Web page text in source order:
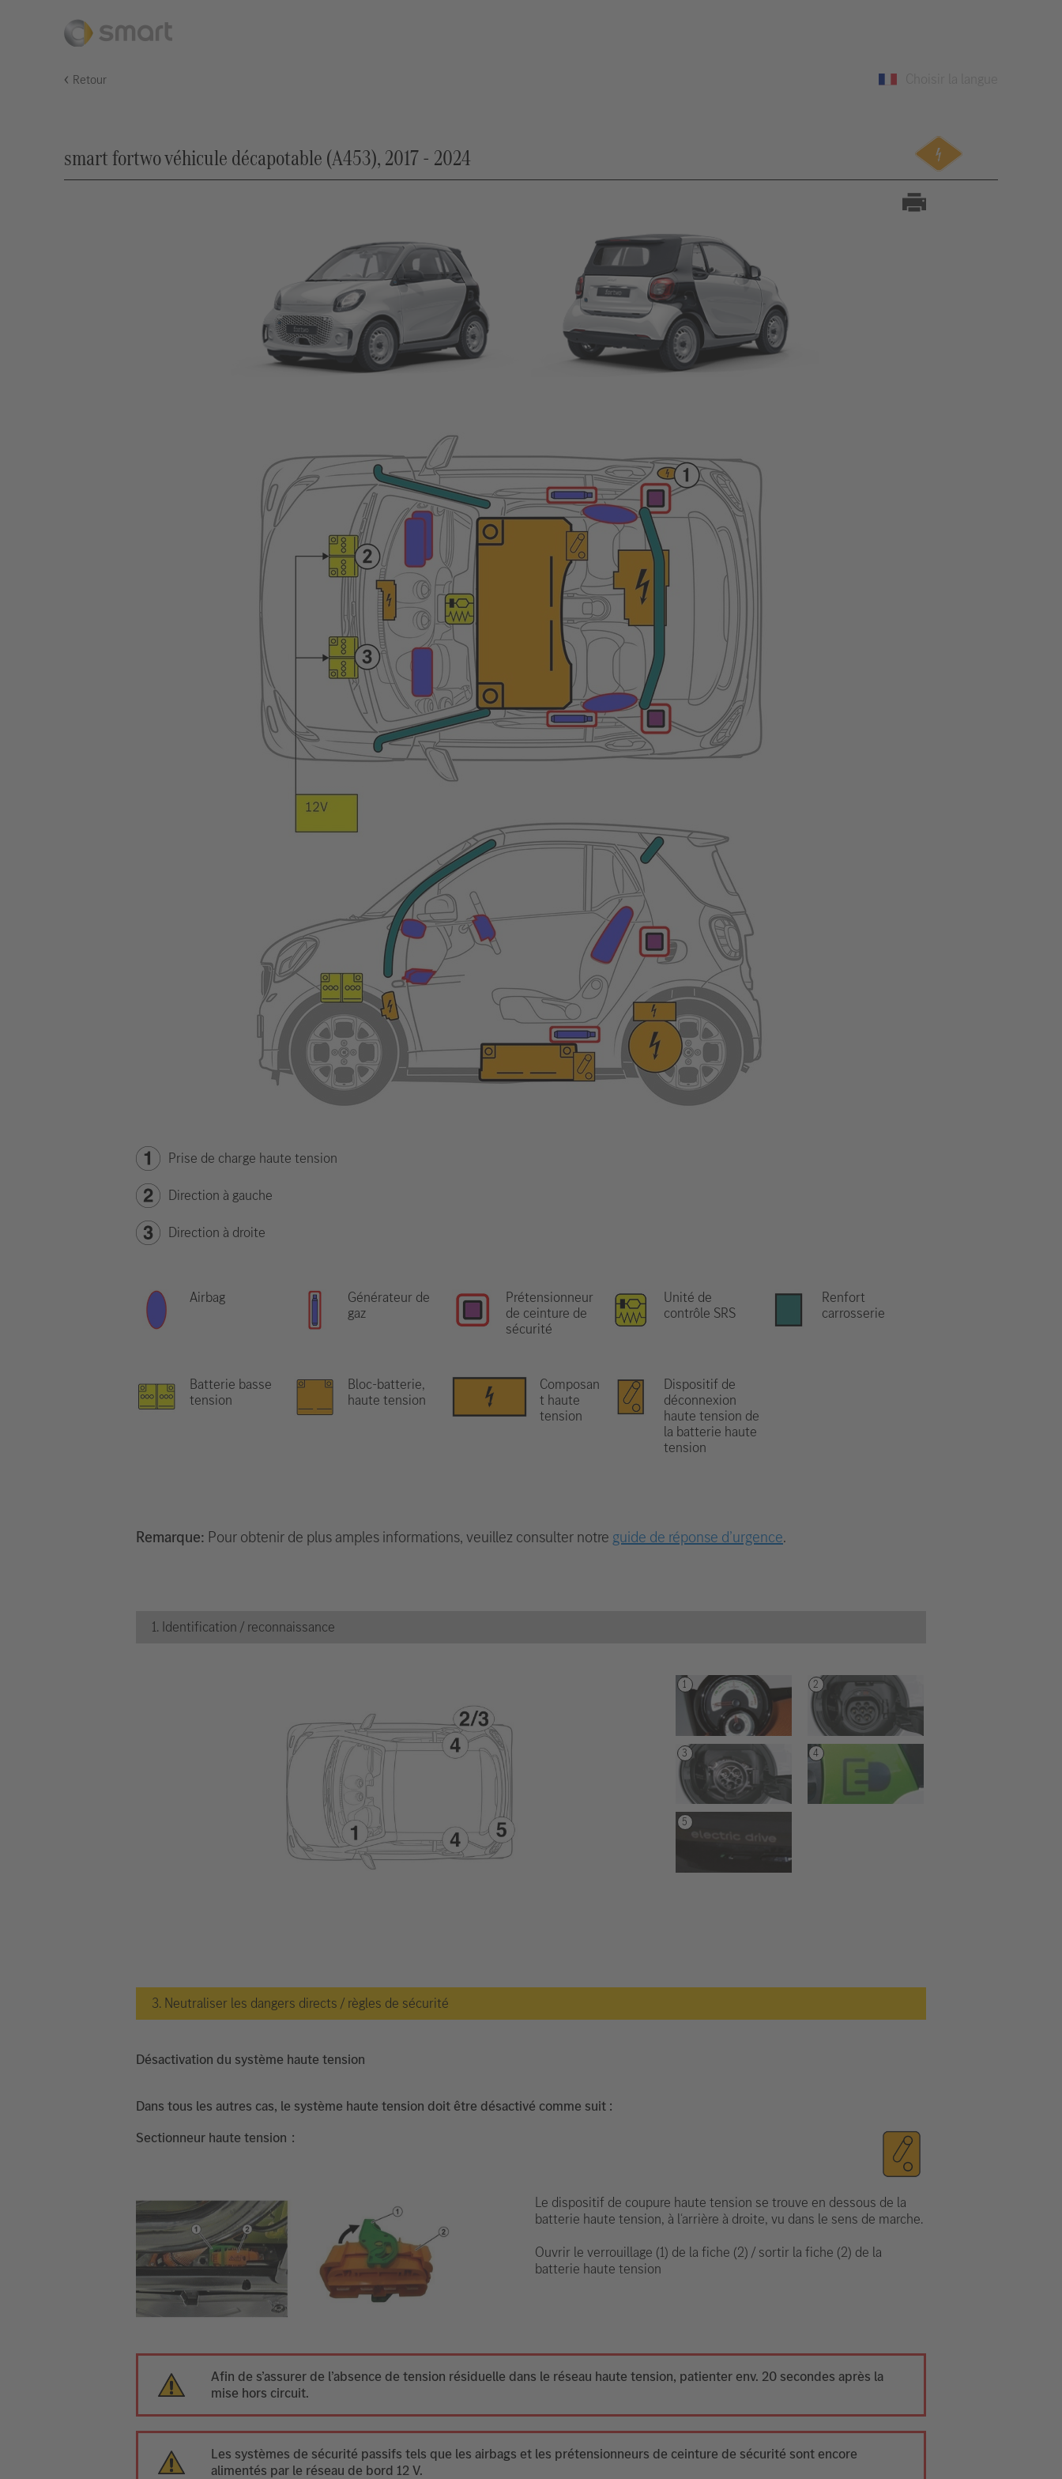
Retour
smart fortwo véhicule décapotable (A453), 2017 - 2024
Prise de charge haute tension
Direction à gauche
Direction à droite
Airbag
Générateur de
gaz
Prétensionneur
de ceinture de
sécurité
Unité de
contrôle SRS
Renfort
carrosserie
Batterie basse
tension
Bloc-batterie,
haute tension
Composan
t haute
tension
Dispositif de
déconnexion
haute tension de
la batterie haute
tension
Remarque: Pour obtenir de plus amples informations, veuillez consulter notre guide de réponse d’urgence.
1. Identification / reconnaissance
3. Neutraliser les dangers directs / règles de sécurité
Désactivation du système haute tension
Dans tous les autres cas, le système haute tension doit être désactivé comme suit :
Sectionneur haute tension
Le dispositif de coupure haute tension se trouve en dessous de la
batterie haute tension, à l‘arrière à droite, vu dans le sens de marche.
Ouvrir le verrouillage (1) de la fiche (2) / sortir la fiche (2) de la
batterie haute tension
Afin de s’assurer de l’absence de tension résiduelle dans le réseau haute tension, patienter env. 20 secondes après la
mise hors circuit.
Les systèmes de sécurité passifs tels que les airbags et les prétensionneurs de ceinture de sécurité sont encore
alimentés par le réseau de bord 12 V.